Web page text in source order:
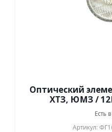
Оптический
ХТЗ, ЮМЗ /
Есть
Артикул: